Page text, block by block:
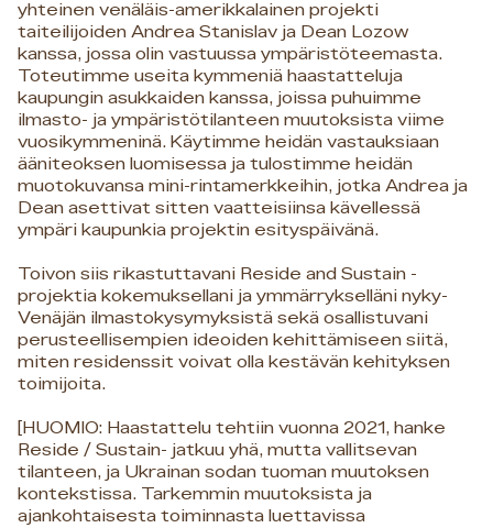
yhteinen venäläis-amerikkalainen projekti
taiteilijoiden Andrea Stanislav ja Dean Lozow
kanssa, jossa olin vastuussa ympäristöteemasta.
Toteutimme useita kymmeniä haastatteluja
kaupungin asukkaiden kanssa, joissa puhuimme
ilmasto- ja ympäristötilanteen muutoksista viime
vuosikymmeninä. Käytimme heidän vastauksiaan
ääniteoksen luomisessa ja tulostimme heidän
muotokuvansa mini-rintamerkkeihin, jotka Andrea ja
Dean asettivat sitten vaatteisiinsa kävellessä
ympäri kaupunkia projektin esityspäivänä.
Toivon siis rikastuttavani Reside and Sustain -
projektia kokemuksellani ja ymmärrykselläni nyky-
Venäjän ilmastokysymyksistä sekä osallistuvani
perusteellisempien ideoiden kehittämiseen siitä,
miten residenssit voivat olla kestävän kehityksen
toimijoita.
[HUOMIO: Haastattelu tehtiin vuonna 2021, hanke
Reside / Sustain- jatkuu yhä, mutta vallitsevan
tilanteen, ja Ukrainan sodan tuoman muutoksen
kontekstissa. Tarkemmin muutoksista ja
ajankohtaisesta toiminnasta luettavissa